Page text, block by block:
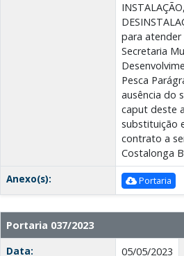
para atender
Secretaria
Pesca
ausência do
caput deste
substituição
contrato a
Costalonga
Anexo(s):
Portaria
Portaria 037/2023
Data:
05/05/2023